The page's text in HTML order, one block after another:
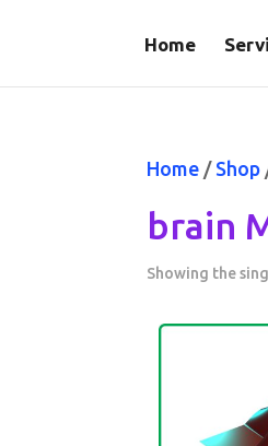
Home
Home / Shop
brain
Showing the